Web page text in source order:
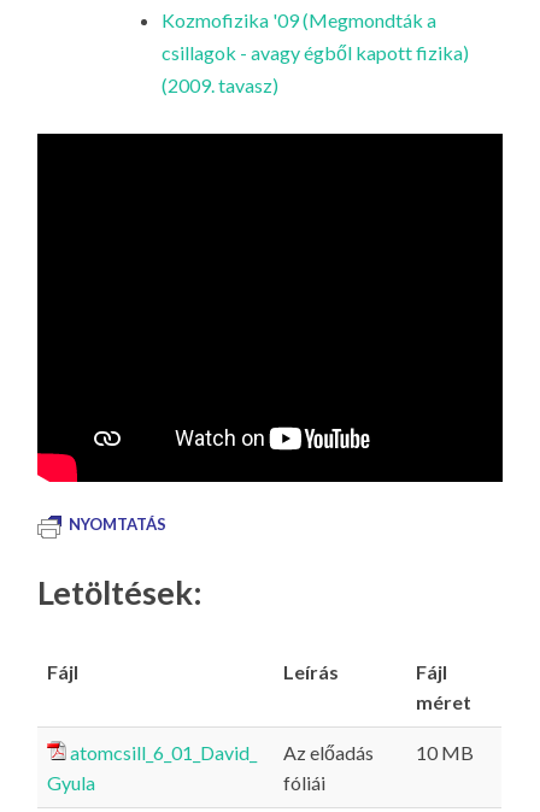
Kozmofizika '09 (Megmondták a
csillagok - avagy égből kapott fizika)
(2009. tavasz)
NYOMTATÁS
Letöltések:
Fájl Leírás
Fájl
méret
atomcsill_6_01_David_
Gyula
Az előadás
fóliái
10 MB